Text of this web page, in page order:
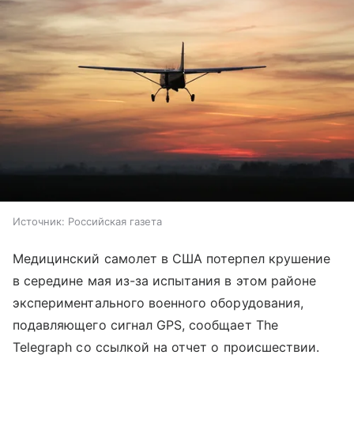
Источник: Российская газета
Медицинский самолет в США потерпел крушение
в середине мая из-за испытания в этом районе
экспериментального военного оборудования,
подавляющего сигнал GPS, сообщает The
Telegraph со ссылкой на отчет о происшествии.